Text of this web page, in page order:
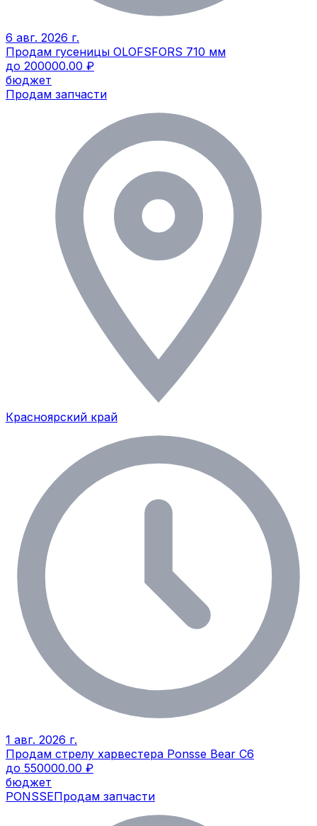
6 авг. 2026 г.
Продам гусеницы OLOFSFORS 710 мм
до 200000.00 ₽
бюджет
Продам запчасти
Красноярский край
1 авг. 2026 г.
Продам стрелу харвестера Ponsse Bear C6
до 550000.00 ₽
бюджет
PONSSEПродам запчасти